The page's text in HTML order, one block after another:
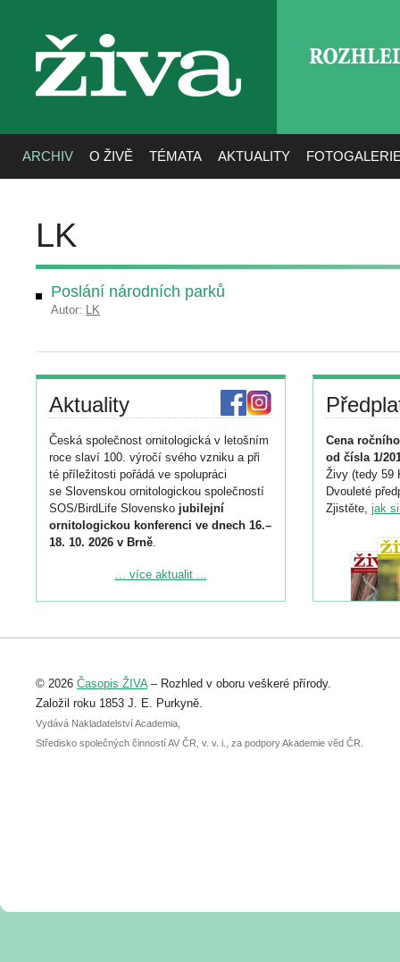
živa
ARCHIV O ŽIVĚ TÉMATA AKTUALITY
LK
Poslání národních parků
Autor: LK
Aktuality
Česká společnost ornitologická v letošním
roce slaví 100. výročí svého vzniku a při
té příležitosti pořádá ve spolupráci
se Slovenskou ornitologickou společností
SOS/BirdLife Slovensko jubilejní
ornitologickou konferenci ve dnech 16.–
18. 10. 2026 v Brně.
Podrobnější informace ke konferenci
Registrovat se můžete do 6. září.
abstraktu přihlášené přednášky nebo
posteru je už 30. června.
... více aktualit ...
Cena
od čísla 1/
Živy (tedy 59
Dvouleté
Zjistěte, jak
© 2026 Časopis ŽIVA– Rozhled v oboru veškeré přírody.
Založil roku 1853 J. E. Purkyně.
Vydává Nakladatelství Academia,
Středisko společných činností AV ČR, v. v. i., za podpory Akademie věd ČR.